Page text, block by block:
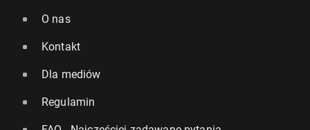
O nas
Kontakt
Dla mediów
Regulamin